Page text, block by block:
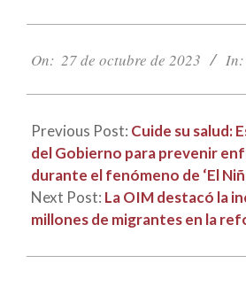
10-
On: 27 de octubre de 2023 In:
Previous Post: Cuide su salud:
del Gobierno para prevenir
durante el fenómeno de ‘El
Next Post: La OIM destacó la
millones de migrantes en la